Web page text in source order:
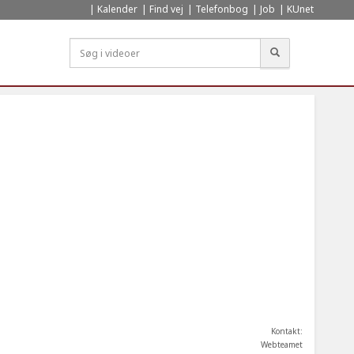
Kalender Find vej Telefonbog Job KUnet
Kontakt:
Webteamet